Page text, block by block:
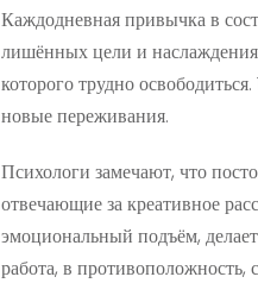
Каждодневная привычка в
лишённых цели и
которого трудно
новые переживания.
Психологи замечают, что
отвечающие за креативное
эмоциональный подъём,
работа, в